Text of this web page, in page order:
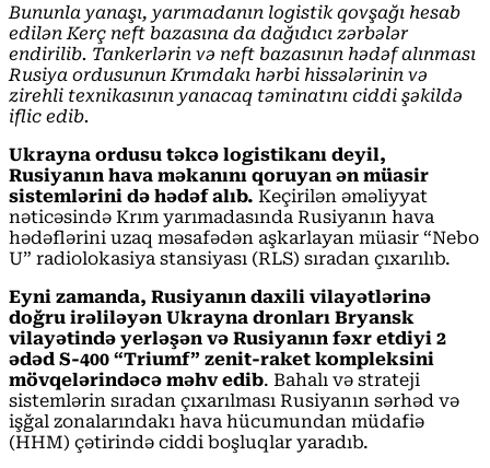
Bununla yanaşı, yarımadanın logistik qovşağı hesab
edilən Kerç neft bazasına da dağıdıcı zərbələr
endirilib. Tankerlərin və neft bazasının hədəf alınması
Rusiya ordusunun Krımdakı hərbi hissələrinin və
zirehli texnikasının yanacaq təminatını ciddi şəkildə
iflic edib.
Ukrayna ordusu təkcə logistikanı deyil,
Rusiyanın hava məkanını qoruyan ən müasir
sistemlərini də hədəf alıb. Keçirilən əməliyyat
nəticəsində Krım yarımadasında Rusiyanın hava
hədəflərini uzaq məsafədən aşkarlayan müasir “Nebo
U” radiolokasiya stansiyası (RLS) sıradan çıxarılıb.
Eyni zamanda, Rusiyanın daxili vilayətlərinə
doğru irəliləyən Ukrayna dronları Bryansk
vilayətində yerləşən və Rusiyanın fəxr etdiyi 2
ədəd S-400 “Triumf” zenit-raket kompleksini
mövqelərindəcə məhv edib. Bahalı və strateji
sistemlərin sıradan çıxarılması Rusiyanın sərhəd və
işğal zonalarındakı hava hücumundan müdafiə
(HHM) çətirində ciddi boşluqlar yaradıb.